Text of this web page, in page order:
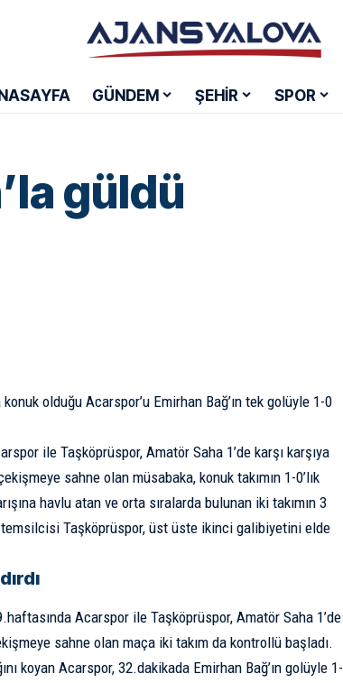
GÜNDEM ŞEHİR SPOR
güldü
olduğu Acarspor’u Emirhan Bağ’ın tek golüyle 1-0
ile Taşköprüspor, Amatör Saha 1’de karşı karşıya
sahne olan müsabaka, konuk takımın 1-0’lık
havlu atan ve orta sıralarda bulunan iki takımın 3
temsilcisi Taşköprüspor, üst üste ikinci galibiyetini elde
Acarspor ile Taşköprüspor, Amatör Saha 1’de
sahne olan maça iki takım da kontrollü başladı.
koyan Acarspor, 32.dakikada Emirhan Bağ’ın golüyle 1-